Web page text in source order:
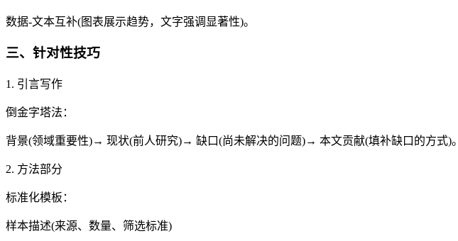
数据-文本互补(图表展示趋势，文字强调显著性)。
三、针对性技巧
1. 引言写作
倒金字塔法：
背景(领域重要性)→ 现状(前人研究)→ 缺口(尚未解决的问题)→ 本文贡献(填补缺口的方式)。
2. 方法部分
标准化模板：
样本描述(来源、数量、筛选标准)